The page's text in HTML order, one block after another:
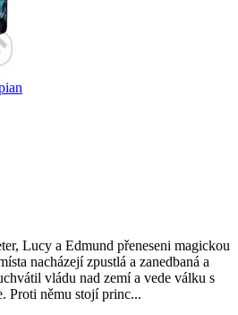
Lucy a Edmund přeneseni magickou
nacházejí zpustlá a zanedbaná a
vládu nad zemí a vede válku s
Proti němu stojí princ...